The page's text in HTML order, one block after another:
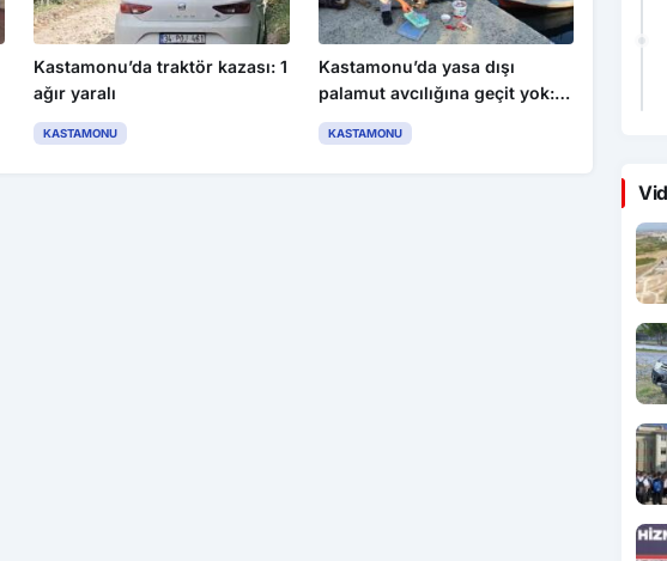
Kastamonu’da traktör kazası: 1
ağır yaralı
KASTAMONU
Kastamonu’da yasa dışı
palamut avcılığına geçit yok: 4
kişiye para cezası uygulandı
KASTAMONU